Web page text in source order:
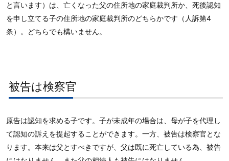
と言います）は、亡くなった父の住所地の家庭裁判所か、死後認知
を申し立てる子の住所地の家庭裁判所のどちらかです（人訴第4
条）。どちらでも構いません。
被告は検察官
原告は認知を求める子です。子が未成年の場合は、母が子を代理し
て認知の訴えを提起することができます。一方、被告は検察官とな
ります。本来は父とすべきですが、父は既に死亡している為、被告